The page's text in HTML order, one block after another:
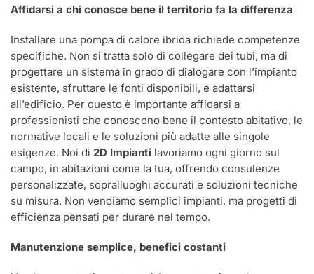
Affidarsi a chi conosce bene il territorio fa la differenza
Installare una pompa di calore ibrida richiede competenze
specifiche. Non si tratta solo di collegare dei tubi, ma di
progettare un sistema in grado di dialogare con l’impianto
esistente, sfruttare le fonti disponibili, e adattarsi
all’edificio. Per questo è importante affidarsi a
professionisti che conoscono bene il contesto abitativo, le
normative locali e le soluzioni più adatte alle singole
esigenze. Noi di 2D Impianti lavoriamo ogni giorno sul
campo, in abitazioni come la tua, offrendo consulenze
personalizzate, sopralluoghi accurati e soluzioni tecniche
su misura. Non vendiamo semplici impianti, ma progetti di
efficienza pensati per durare nel tempo.
Manutenzione semplice, benefici costanti